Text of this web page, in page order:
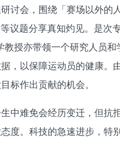
讨会，围绕「赛场以外的
议题分享真知灼见。是次
授亦带领一个研究人员
，以保障运动员的健康。
标作出贡献的机会。
中难免会经历变迁，但抗
度。科技的急速进步，特